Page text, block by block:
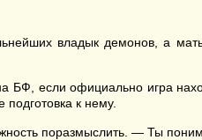
владык демонов, а
если официально игра
к нему.
поразмыслить. — Ты